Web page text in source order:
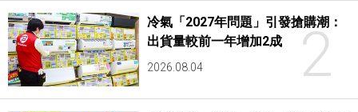
2
冷氣「2027年問題」引發搶購潮：
出貨量較前一年增加2成
2026.08.04